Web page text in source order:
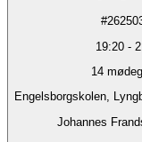
#
19:20-
14
Engelsborgskolen,
Johannes